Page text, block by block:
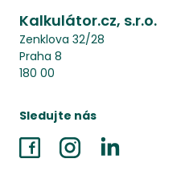
Kalkulátor.cz, s.r.o.
Zenklova 32/28
Praha 8
180 00
Sledujte nás
FacebookInstagramLinkedIn